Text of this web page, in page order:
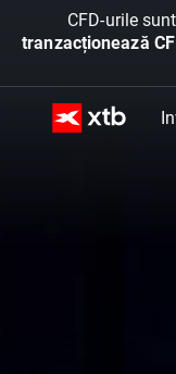
CFD-urile
tranzacționează